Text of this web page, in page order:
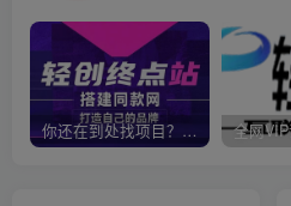
你还在到处找项目？还在当韭菜？我靠卖项目一个月收入5万+，曾经我也是个失败者。